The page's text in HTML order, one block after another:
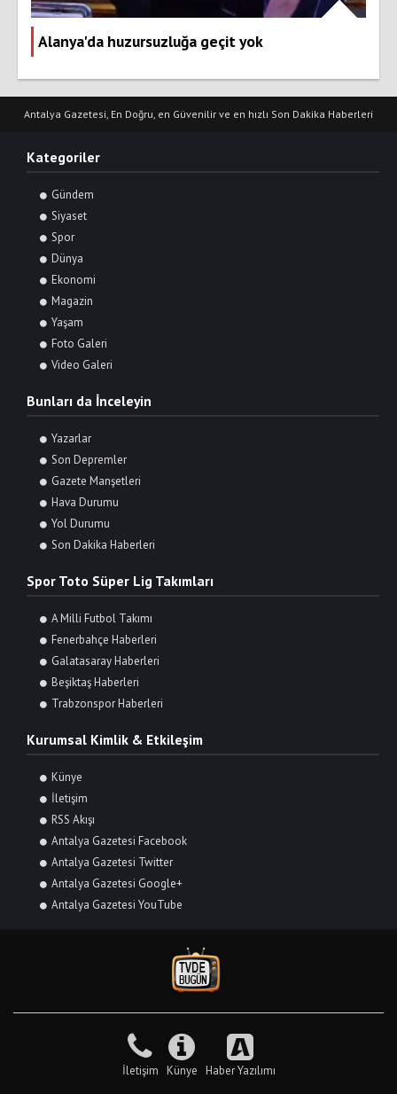
Alanya'da huzursuzluğa geçit yok
Antalya Gazetesi, En Doğru, en Güvenilir ve en hızlı Son Dakika Haberleri
Kategoriler
Gündem
Siyaset
Spor
Dünya
Ekonomi
Magazin
Yaşam
Foto Galeri
Video Galeri
Bunları da İnceleyin
Yazarlar
Son Depremler
Gazete Manşetleri
Hava Durumu
Yol Durumu
Son Dakika Haberleri
Spor Toto Süper Lig Takımları
A Milli Futbol Takımı
Fenerbahçe Haberleri
Galatasaray Haberleri
Beşiktaş Haberleri
Trabzonspor Haberleri
Kurumsal Kimlik & Etkileşim
Künye
İletişim
RSS Akışı
Antalya Gazetesi Facebook
Antalya Gazetesi Twitter
Antalya Gazetesi Google+
Antalya Gazetesi YouTube
İletişim Künye Haber Yazılımı